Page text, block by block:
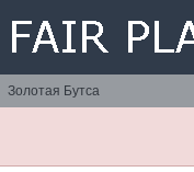
Золотая Бутса